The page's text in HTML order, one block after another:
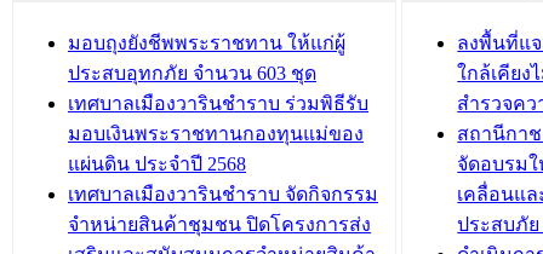
บทความ อื่นๆ ...
เทศบาลเมืองวารินชำราบ ร่วมการ
ประชุมวิชาการระดับนานาชาติและ
นิทรรศการด้านนวัตกรรมท้องถิ่น 2568
และรับรางวัลทีมนักวิจัยดีเด่นจาก
นวัตกรรมโครงการทะเบียนภาษีป้าย
ประชุมผู้เช่าอาคารพาณิชย์ บริเวณ
ถนนเกษมสุขและถนนประทุมเทพภักดี
เทศบาล
รับฟังคว
ผังเมือง
วารินชำ
เทศบาล
ซักซ้อมแ
ประโยช
มอบถุงยังชีพพระราชทาน ให้แก่ผู้
ประสบอุทกภัย จำนวน 603 ชุด
เทศบาลเมืองวารินชำราบ ร่วมพิธีรับ
มอบเงินพระราชทานกองทุนแม่ของ
แผ่นดิน ประจำปี 2568
เทศบาลเมืองวารินชำราบ จัดกิจกรรม
จำหน่ายสินค้าชุมชน ปิดโครงการส่ง
ลงพื้นที่แ
ใกล้เคียง
สำรวจค
สถานีกา
จัดอบรม
เคลื่อนแ
ประสบภั